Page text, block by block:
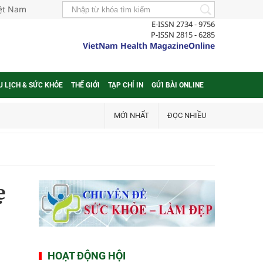
Nam
E-ISSN 2734 - 9756
P-ISSN 2815 - 6285
VietNam Health MagazineOnline
LỊCH & SỨC KHỎE THẾ GIỚI TẠP CHÍ IN GỬI BÀI ONLINE
MỚI NHẤT ĐỌC NHIỀU
HOẠT ĐỘNG HỘI